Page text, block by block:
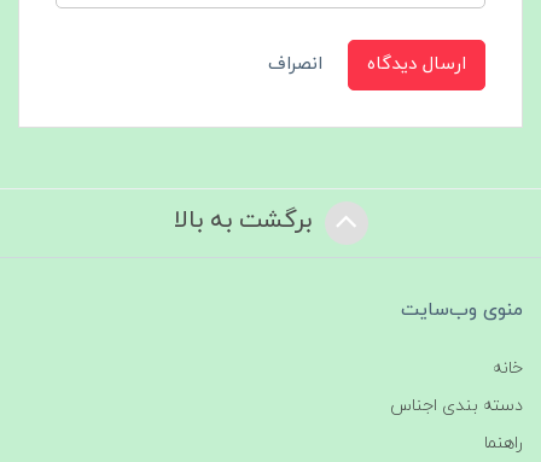
ارسال دیدگاه انصراف
برگشت به بالا
منوی وب‌سایت
خانه
دسته بندی اجناس
راهنما